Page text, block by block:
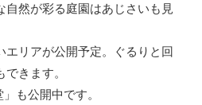
自然が彩る庭園はあじさいも見
エリアが公開予定。ぐるりと回
きます。
も公開中です。